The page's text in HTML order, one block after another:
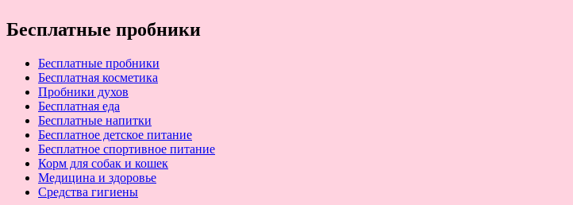
по
Бесплатные пробники
Бесплатные пробники
Бесплатная косметика
Пробники духов
Бесплатная еда
Бесплатные напитки
Бесплатное детское питание
Бесплатное спортивное питание
Корм для собак и кошек
Медицина и здоровье
Средства гигиены